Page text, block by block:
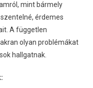
mint bármely
érdemes
A független
olyan problémákat
hallgatnak.